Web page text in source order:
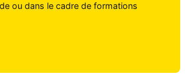
ou dans le cadre de formations